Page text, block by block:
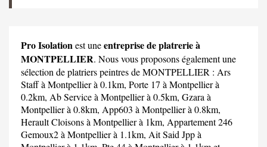
Pro Isolationest uneentreprise de platrerie à
MONTPELLIER. Nous vous proposons également une
sélection de platriers peintres de MONTPELLIER : Ars
Staffà Montpellier à 0.1km, Porte 17 à Montpellier à
0.2km, Ab Serviceà Montpellier à 0.5km, Gzara à
Montpellier à 0.8km, App603 à Montpellier à 0.8km,
Herault Cloisonsà Montpellier à 1km, Appartement 246
Gemoux2à Montpellier à 1.1km, Ait Said Jppà